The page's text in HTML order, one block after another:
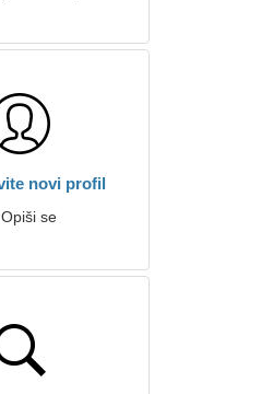
novi profil
Opiši se